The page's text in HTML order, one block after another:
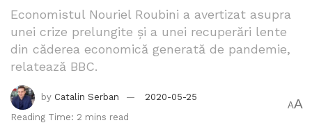
Economistul Nouriel Roubini a avertizat asupra
unei crize prelungite și a unei recuperări lente
din căderea economică generată de pandemie,
relatează BBC.
by Catalin Serban
2020-05-25
Reading Time: 2 mins read
AA